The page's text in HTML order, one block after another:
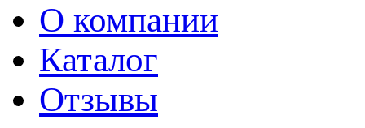
О компании
Каталог
Отзывы